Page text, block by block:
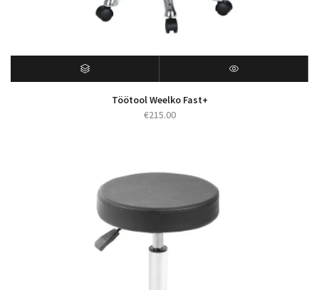
Töötool Weelko Fast+
€215.00